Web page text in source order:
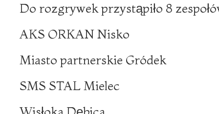
Do rozgrywek przystąpiło 8
AKS ORKAN Nisko
Miasto partnerskie Gródek
SMS STAL Mielec